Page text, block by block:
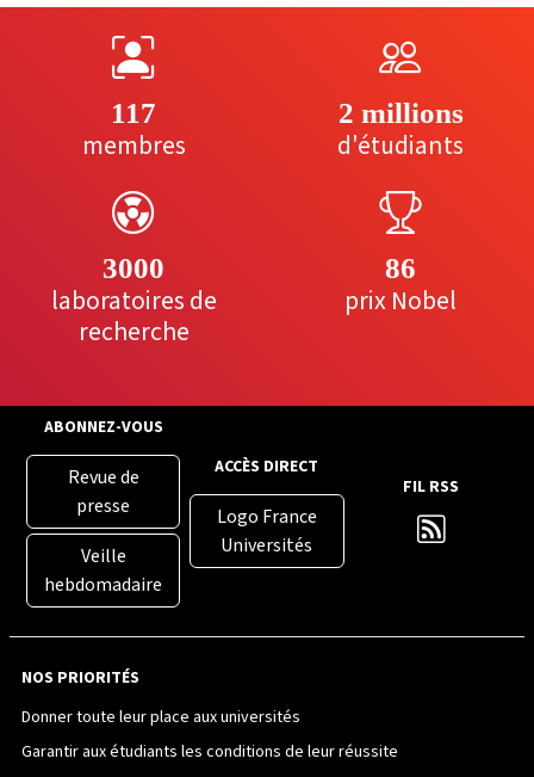
117
membres
2 millions
d'étudiants
3000
laboratoires de
recherche
86
prix Nobel
ABONNEZ-VOUS
Revue de
presse
Veille
hebdomadaire
ACCÈS DIRECT
Logo France
Universités
FIL RSS
NOS PRIORITÉS
Donner toute leur place aux universités
Garantir aux étudiants les conditions de leur réussite